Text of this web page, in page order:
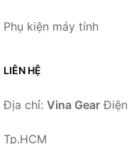
Phụ kiện máy tính
LIÊN HỆ
Địa chỉ: Vina Gear Điện
Tp.HCM